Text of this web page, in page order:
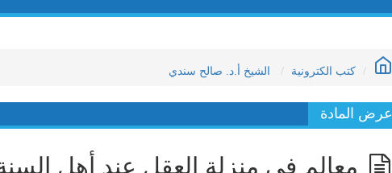
كتب الكترونية الشيخ أ.د. صالح سندي
عرض المادة
معالم في منزلة العقل عند أهل